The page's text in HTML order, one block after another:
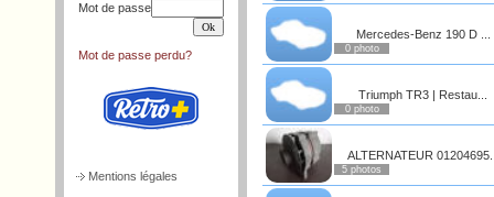
Mot de passe
Mot de passe perdu?
Mentions légales
Mercedes-Benz 190 D ...
0 photo
Triumph TR3 | Restau...
0 photo
ALTERNATEUR
5 photos